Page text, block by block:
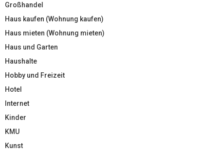
Großhandel
Haus kaufen (Wohnung kaufen)
Haus mieten (Wohnung mieten)
Haus und Garten
Haushalte
Hobby und Freizeit
Hotel
Internet
Kinder
KMU
Kunst